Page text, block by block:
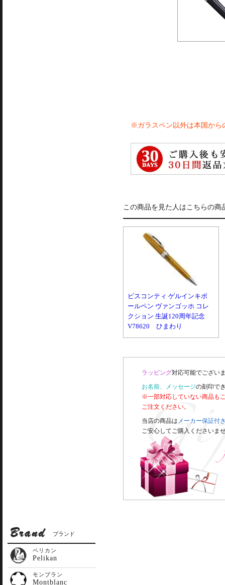
※ガラスペン以外は本国から
この商品を見た人はこちらの商
ビスコンティ ゲルインキボ
ールペン ヴァンゴッホ コレ
クション 生誕120周年記念
V78620 ひまわり
ラッピング対応可能でござい
お名前、メッセージの刻印で
※一部対応していない商品も
ご注文ください。
当店の商品は メーカー保証付
ご安心してご購入くださいま
ブランド
ペリカン
Pelikan
モンブラン
Montblanc